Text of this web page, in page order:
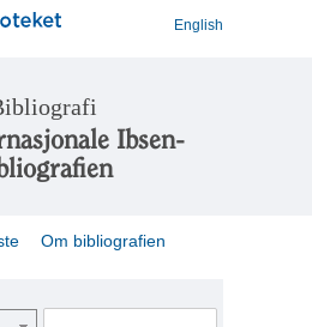
English
Ibsen-
Om bibliografien